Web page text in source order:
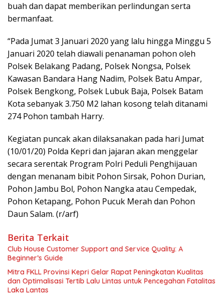
buah dan dapat memberikan perlindungan serta
bermanfaat.
“Pada Jumat 3 Januari 2020 yang lalu hingga Minggu 5
Januari 2020 telah diawali penanaman pohon oleh
Polsek Belakang Padang, Polsek Nongsa, Polsek
Kawasan Bandara Hang Nadim, Polsek Batu Ampar,
Polsek Bengkong, Polsek Lubuk Baja, Polsek Batam
Kota sebanyak 3.750 M2 lahan kosong telah ditanami
274 Pohon tambah Harry.
Kegiatan puncak akan dilaksanakan pada hari Jumat
(10/01/20) Polda Kepri dan jajaran akan menggelar
secara serentak Program Polri Peduli Penghijauan
dengan menanam bibit Pohon Sirsak, Pohon Durian,
Pohon Jambu Bol, Pohon Nangka atau Cempedak,
Pohon Ketapang, Pohon Pucuk Merah dan Pohon
Daun Salam. (r/arf)
Berita Terkait
Club House Customer Support and Service Quality: A
Beginner’s Guide
Mitra FKLL Provinsi Kepri Gelar Rapat Peningkatan Kualitas
dan Optimalisasi Tertib Lalu Lintas untuk Pencegahan Fatalitas
Laka Lantas